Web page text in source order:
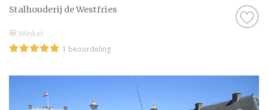
Stalhouderij de Westfries
Winkel
1 beoordeling